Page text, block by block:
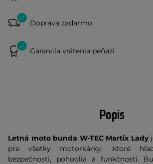
Doprava zadarmo
Garancia vrátenia peňazí
Popis
Letná moto bunda W-TEC Martix Lady
pre všetky motorkárky, ktoré
bezpečnosti, pohodlia a funkčnosti.